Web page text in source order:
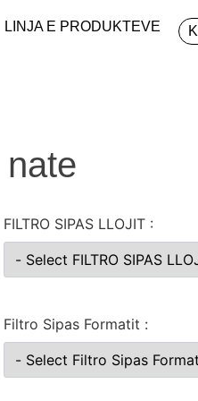
LINJA E PRODUKTEVE
FILTRO SIPAS LLOJIT :
Filtro Sipas Formatit :